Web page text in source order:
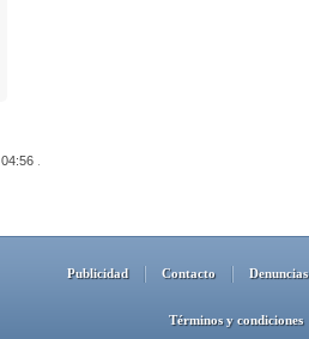
04:56
Publicidad Contacto Denuncias
Términos y condiciones